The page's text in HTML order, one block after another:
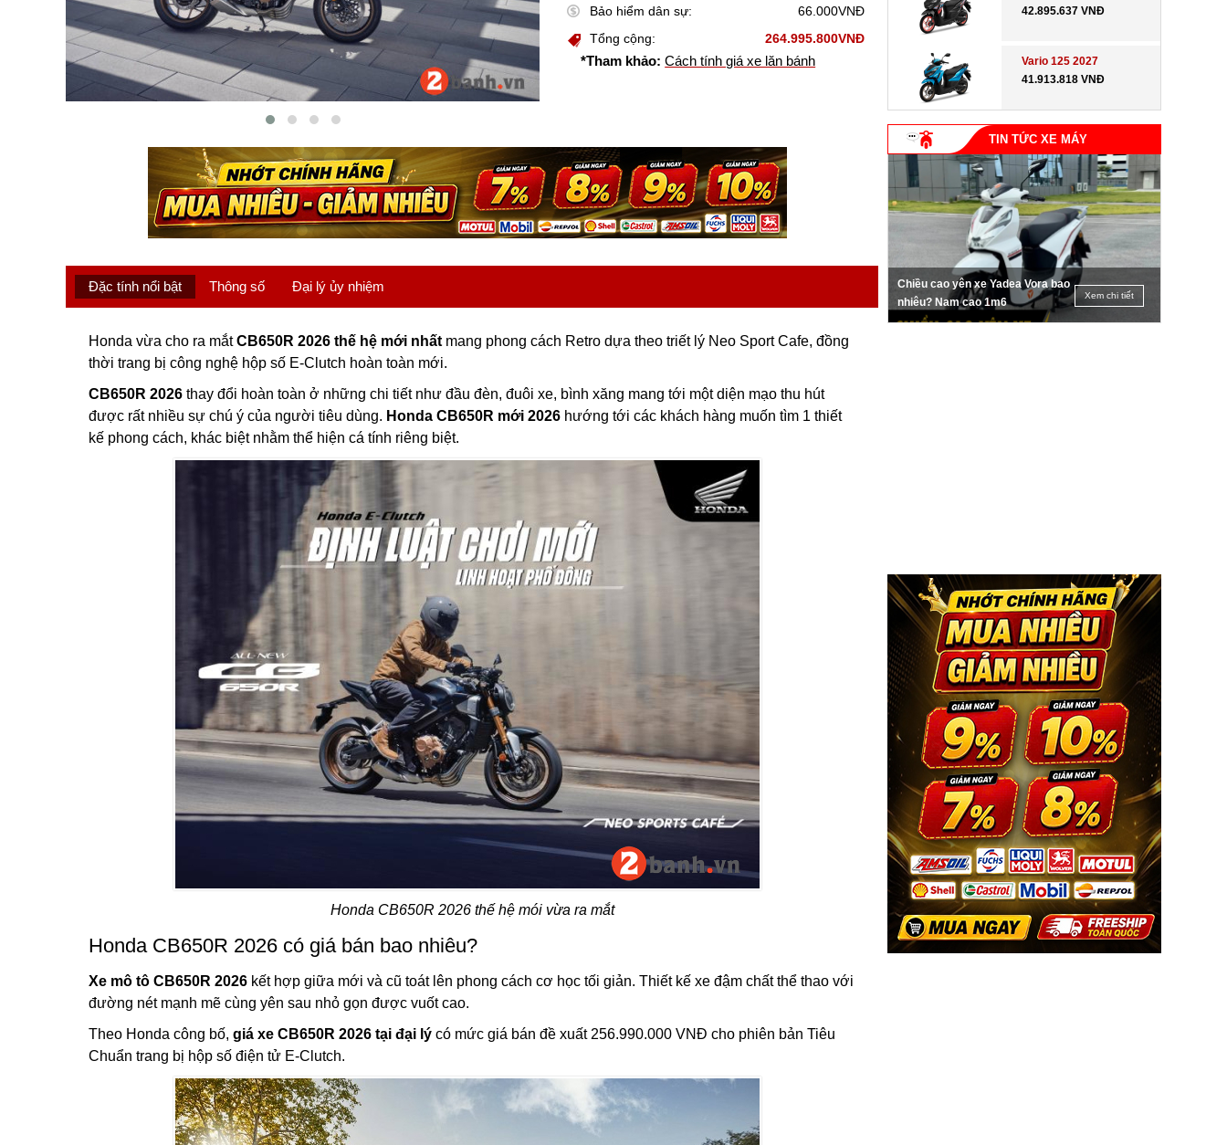
Bảo hiểm dân sự:
66.000VNĐ
Tổng cộng:
264.995.800VNĐ
*Tham khảo: Cách tính giá xe lăn bánh
Đặc tính nổi bật Thông số Đại lý ủy nhiệm
Honda vừa cho ra mắtCB650R 2026 thế hệ mới nhất mang phong cách Retro dựa theo triết lý Neo Sport Cafe, đồng
thời trang bị công nghệ hộp số E-Clutch hoàn toàn mới.
CB650R 2026 thay đổi hoàn toàn ở những chi tiết như đầu đèn, đuôi xe, bình xăng mang tới một diện mạo thu hút
được rất nhiều sự chú ý của người tiêu dùng. Honda CB650R mới 2026 hướng tới các khách hàng muốn tìm 1 thiết
kế phong cách, khác biệt nhằm thể hiện cá tính riêng biệt.
Honda CB650R 2026 thế hệ mói vừa ra mắt
Honda CB650R 2026 có giá bán bao nhiêu?
Xe mô tô CB650R 2026 kết hợp giữa mới và cũ toát lên phong cách cơ học tối giản. Thiết kế xe đậm chất thể thao với
đường nét mạnh mẽ cùng yên sau nhỏ gọn được vuốt cao.
Theo Honda công bố, giá xe CB650R 2026 tại đại lý có mức giá bán đề xuất 256.990.000 VNĐ cho phiên bản Tiêu
Chuẩn trang bị hộp số điện tử E-Clutch.
42.895.637 VNĐ
Vario 125 2027
41.913.818 VNĐ
TIN TỨC XE MÁY
Chiều cao yên xe Yadea Vora bao
nhiêu? Nam cao 1m6
Xem chi tiết